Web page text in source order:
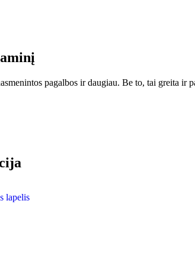
pagalbos ir daugiau. Be to, tai greita ir
lapelis